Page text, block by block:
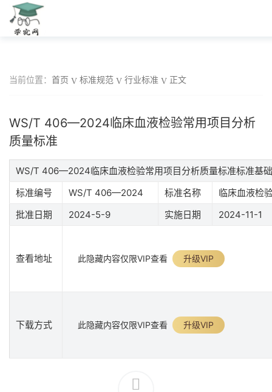
当前位置： 首页 标准规范 行业标准 正文
WS/T 406—2024临床血液检验常用项目分析
质量标准
WS/T 406—2024临床血液检验常用项目分析质量标准标准基
标准编号
WS/T 406—2024 标准名称
临床血液检
批准日期
2024-5-9 实施日期 2024-11-1
查看地址 此隐藏内容仅限VIP查看 升级VIP
下载方式 此隐藏内容仅限VIP查看 升级VIP